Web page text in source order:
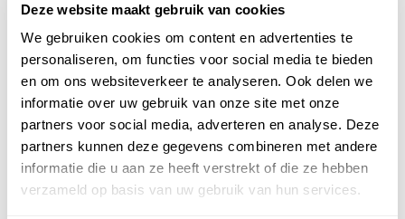
Deze website maakt gebruik van cookies
We gebruiken cookies om content en advertenties te
personaliseren, om functies voor social media te bieden
en om ons websiteverkeer te analyseren. Ook delen we
informatie over uw gebruik van onze site met onze
partners voor social media, adverteren en analyse. Deze
partners kunnen deze gegevens combineren met andere
informatie die u aan ze heeft verstrekt of die ze hebben
verzameld op basis van uw gebruik van hun services.
Relaxter wordt het niet! Overnachten in een
BEKIJK
Booking.com - Glamping met cenote
Individuele reis
Prachtige glamping in Tulum met eigen cenote.